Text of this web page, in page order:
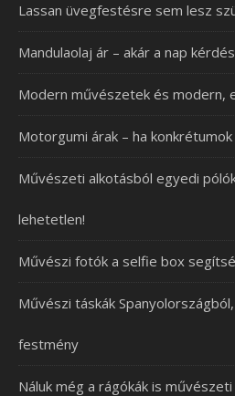
Lassan üvegfestésre sem lesz
Mandulaolaj ár – akár a nap
Modern művészetek és modern,
Motorgumi árak – ha
Művészeti alkotásból egyedi
lehetetlen!
Művészi fotók a selfie box
Művészi táskák
festmény
Náluk még a rágókák is